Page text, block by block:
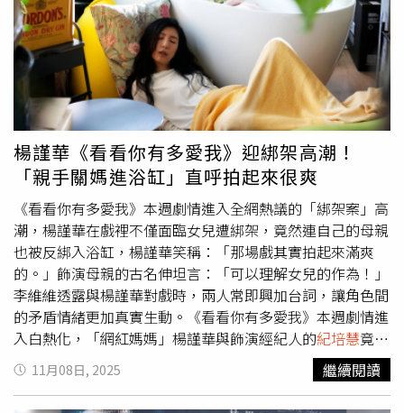
條漫《朵莉DOLLY》持續於 CCC 追漫台連載，系列動畫電
影獲得國發基金投資挹注，均為台灣原創內容邁向世界舞
台，賦予重要動能。
場關鍵的視訊直播戲，不但將角色的母愛推向爆裂點，也深
深牽動楊謹華本人情緒。她坦言：「在終於跟女兒視訊對話
的那一刻，我打從心底覺得什麼都不重要了，我只想保護我
的孩子。當時哭著向女兒坦白的那場戲，喊卡後我都還沒辦
法平復情緒。」《看看你有多愛我》林思廷（中）、詹子萱
接連遭綁架，左為狄志杰。（圖／晴天影像提供）令人動容
的是，戲裡戲外兩位「女兒」都成為楊謹華最堅強的情緒後
盾。她感動分享：「那幾場視訊戲，思廷都有特別到現場陪
我；即使鏡頭沒有拍到子萱，她也會在對面幫我對戲、給我
情緒。」母女三人默契滿分，彼此間自然流動的情感，也讓
母女重逢的橋段更加真摯動人。談到印象最深的一場戲，飾
演異卵雙胞胎姐妹的林思廷與詹子萱不約而同選擇了「與媽
媽的對戲」。林思廷特別提到那場在廢墟中等待媽媽營救的
重頭戲，「拍攝時，我是真的在鏡頭後面看著媽媽對我說出
她心裡的話，還向我道歉。那一刻我覺得凱希（林思廷角色
名）應該真的長大了，因為她終於放下內心對媽媽的不
解。」詹子萱則分享，最衝擊她的是「媽媽直播接受網路公
審」的橋段，「讀劇本時還沒有那麼強烈，但現場看到媽媽
的情緒整個爆發，真的完全衝擊我的心，當時覺得非常心
楊謹華《看看你有多愛我》迎綁架高潮！
「親手關媽進浴缸」直呼拍起來很爽
《看看你有多愛我》本週劇情進入全網熱議的「綁架案」高
潮，楊謹華在戲裡不僅面臨女兒遭綁架，竟然連自己的母親
也被反綁入浴缸，楊謹華笑稱：「那場戲其實拍起來滿爽
的。」飾演母親的古名伸坦言：「可以理解女兒的作為！」
李維維透露與楊謹華對戲時，兩人常即興加台詞，讓角色間
的矛盾情緒更加真實生動。《看看你有多愛我》本週劇情進
入白熱化，「網紅媽媽」楊謹華與飾演經紀人的紀培慧竟自
導自演策劃一場「女兒綁架案」，原本只是為了炒作話題聲
量，沒想到過程中狀況百出，最後竟失控反轉，變成她親手
綁架了自己的母親！談到這場戲，楊謹華笑說：「看到劇本
11月08日, 2025 繼續閱讀